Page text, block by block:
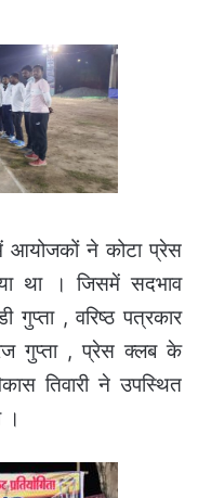
ने कोटा प्रेस
था । जिसमें सदभाव
, वरिष्ठ पत्रकार
गुप्ता , प्रेस क्लब के
तिवारी ने उपस्थित
।